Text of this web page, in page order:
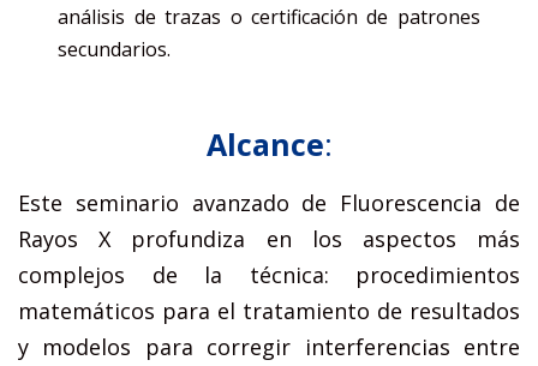
análisis de trazas o certificación de patrones
secundarios.
Alcance:
Este seminario avanzado de Fluorescencia de
Rayos X profundiza en los aspectos más
complejos de la técnica: procedimientos
matemáticos para el tratamiento de resultados
y modelos para corregir interferencias entre